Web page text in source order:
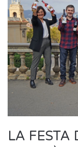
LA FESTA